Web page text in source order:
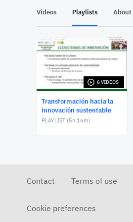
Videos Playlists About
6 VIDEOS
Transformación hacia la
innovación sustentable
PLAYLIST (5h 16m)
Contact Terms of use
Cookie preferences